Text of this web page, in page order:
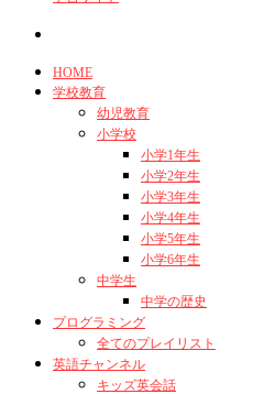
HOME
学校教育
幼児教育
小学校
小学1年生
小学2年生
小学3年生
小学4年生
小学5年生
小学6年生
中学生
中学の歴史
プログラミング
全てのプレイリスト
英語チャンネル
キッズ英会話